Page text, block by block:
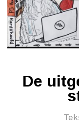
De